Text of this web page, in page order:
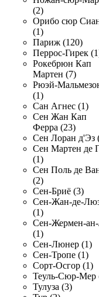
(2)
Орибо сюр
(1)
Париж (120)
Перрос-Гирек
Рокебрюн Кап
Мартен (7)
Рюэй-
(1)
Сан Агнес (1)
Сен Жан Кап
Ферра (23)
Сен Лоран д'Эз
Сен Мартен де
(1)
Сен Поль де
(2)
Сен-Бриё (3)
Сен-Жан-де-
(1)
Сен-Жермен-
(1)
Сен-Люнер (1)
Сен-Тропе (1)
Сорт-Осгор (1)
Теуль-Сюр-Мер
Тулуза (3)